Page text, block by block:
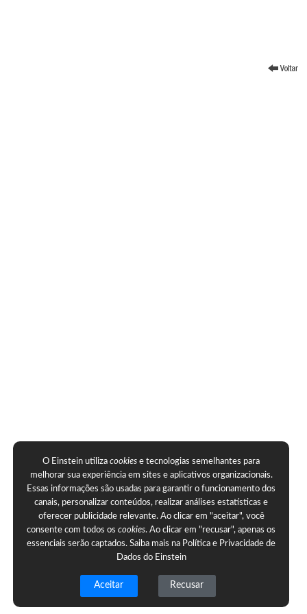
O Einstein utilizacookies e tecnologias semelhantes para
melhorar sua experiência em sites e aplicativos organizacionais.
Essas informações são usadas para garantir o funcionamento dos
canais, personalizar conteúdos, realizar análises estatísticas e
oferecer publicidade relevante. Ao clicar em "aceitar", você
consente com todos oscookies. Ao clicar em "recusar", apenas os
essenciais serão captados. Saiba mais na Política e Privacidade de
Dados do Einstein
Aceitar Recusar